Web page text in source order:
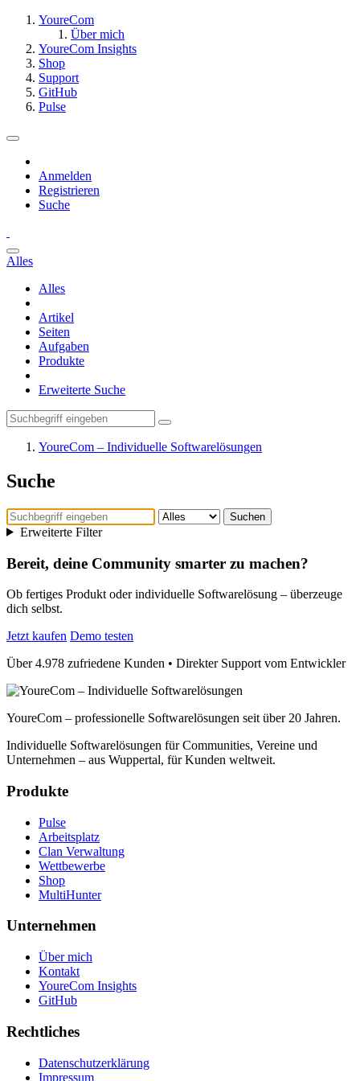
YoureCom
Über mich
YoureCom Insights
Shop
Support
GitHub
Pulse
Anmelden
Registrieren
Suche
Alles
Alles
Artikel
Seiten
Aufgaben
Produkte
Erweiterte Suche
YoureCom – Individuelle Softwarelösungen
Suche
Suchen
Erweiterte Filter
Bereit, deine Community smarter zu machen?
Ob fertiges Produkt oder individuelle Softwarelösung – überzeuge
dich selbst.
Jetzt kaufen Demo testen
Über 4.978 zufriedene Kunden • Direkter Support vom Entwickler
YoureCom – professionelle Softwarelösungen seit über 20 Jahren.
Individuelle Softwarelösungen für Communities, Vereine und
Unternehmen – aus Wuppertal, für Kunden weltweit.
Produkte
Pulse
Arbeitsplatz
Clan Verwaltung
Wettbewerbe
Shop
MultiHunter
Unternehmen
Über mich
Kontakt
YoureCom Insights
GitHub
Rechtliches
Datenschutzerklärung
Impressum